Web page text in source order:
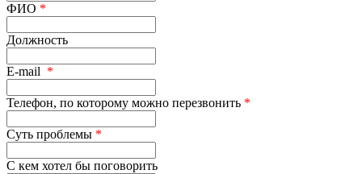
ФИО *
Должность
E-mail *
Телефон, по которому можно перезвонить *
Суть проблемы *
С кем хотел бы поговорить